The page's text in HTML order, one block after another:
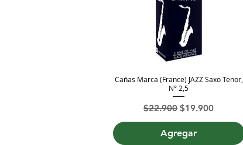
Vista rápida
Cañas Marca (France) JAZZ Saxo Tenor,
N° 2,5
Precio
$22.900Precio de oferta
$19.900
Agregar